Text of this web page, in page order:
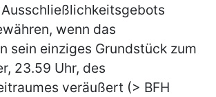
wenn das
sein einziges Grundstück zum
23.59 Uhr, des
veräußert (> BFH